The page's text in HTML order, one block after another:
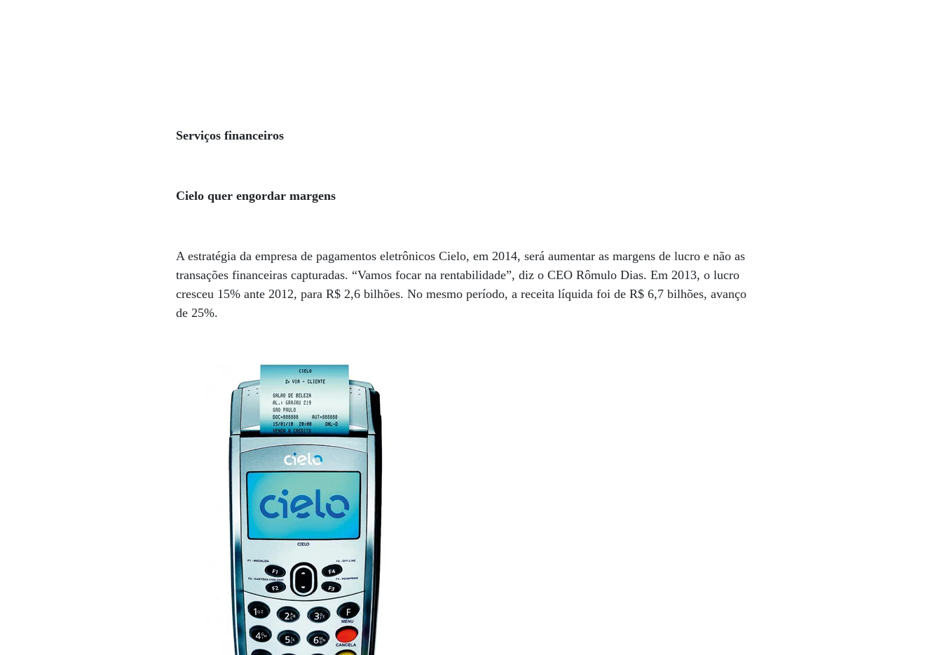
Serviços financeiros
Cielo quer engordar margens
A estratégia da empresa de pagamentos eletrônicos Cielo, em 2014, será aumentar as margens de lucro e não as
transações financeiras capturadas. “Vamos focar na rentabilidade”, diz o CEO Rômulo Dias. Em 2013, o lucro
cresceu 15% ante 2012, para R$ 2,6 bilhões. No mesmo período, a receita líquida foi de R$ 6,7 bilhões, avanço
de 25%.